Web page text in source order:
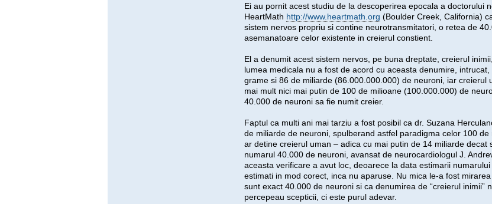
Ei au pornit acest studiu de la descoperirea epocala a doctorului
HeartMath http://www.heartmath.org (Boulder Creek, California)
sistem nervos propriu si contine neurotransmitatori, o retea de
asemanatoare celor existente in creierul constient.
El a denumit acest sistem nervos, pe buna dreptate, creierul
lumea medicala nu a fost de acord cu aceasta denumire,
grame si 86 de miliarde (86.000.000.000) de neuroni, iar
mai mult nici mai putin de 100 de milioane (100.000.000) de
40.000 de neuroni sa fie numit creier.
Faptul ca multi ani mai tarziu a fost posibil ca dr. Suzana
de miliarde de neuroni, spulberand astfel paradigma celor 100
ar detine creierul uman – adica cu mai putin de 14 miliarde
numarul 40.000 de neuroni, avansat de neurocardiologul J.
aceasta verificare a avut loc, deoarece la data estimarii
estimati in mod corect, inca nu aparuse. Nu mica le-a fost
sunt exact 40.000 de neuroni si ca denumirea de “creierul
percepeau scepticii, ci este purul adevar.